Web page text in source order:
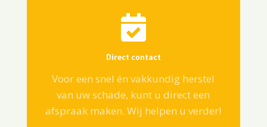

Direct contact
Voor een snel én vakkundig herstel
van uw schade, kunt u direct een
afspraak maken. Wij helpen u verder!